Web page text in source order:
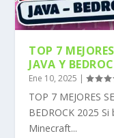
TOP 7
JAVA Y
Ene 10, 2025 |
TOP 7 MEJORES
BEDROCK 2025
Minecraft...